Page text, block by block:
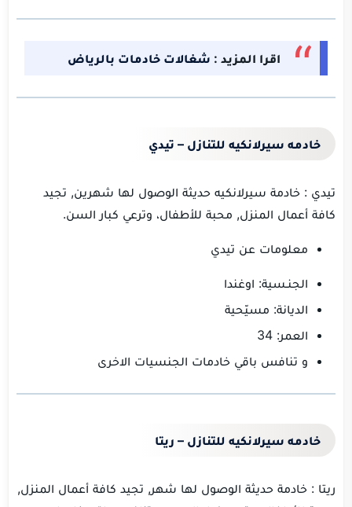
اقرا المزيد : شغالات خادمات بالرياض
خادمه سيرلانكيه للتنازل – تيدي
تيدي : خادمة سيرلانكيه حديثة الوصول لها شهرين, تجيد
كافة أعمال المنزل, محبة للأطفال، وترعي كبار السن.
معلومات عن تيدي
الجنـسية: اوغندا
الديانة: مسيّحية
العمر: 34
و تنافس باقي خادمات الجنسيات الاخرى
خادمه سيرلانكيه للتنازل – ريتا
ريتا : خادمة حديثة الوصول لها شهر, تجيد كافة أعمال المنزل,